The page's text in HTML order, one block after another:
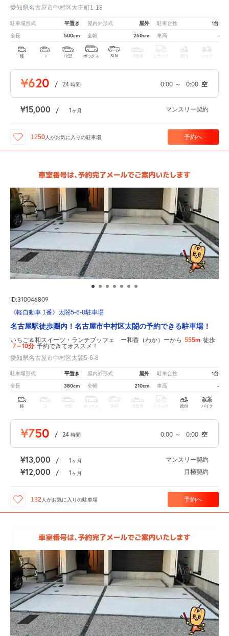
愛知県名古屋市中村区大正町1-18
駐車場形式 平置き 屋内外形式 屋外 駐車台数 1台
全長 500cm 全幅 250cm 車高 -
軽 コ 中型 ボックス SUV 大型車 トラック 原付 バイク
¥620 / 24 時間 0:00 ～ 0:00 空
¥15,000 / 1ヶ月 マンスリー契約
1250 人がお気に入りの駐車場 予約へ
ID:310046809
《軽自動車 1番》太閤5-6-8駐車場
名古屋駅徒歩圏内！名古屋市中村区太閤の予約できる駐車場！
いちご＆和スイーツ・ランチブッフェ ー和香（わか）ーから 555m 徒歩
7～10分 予約できてオススメ！
愛知県名古屋市中村区太閤5-6-8
駐車場形式 平置き 屋内外形式 屋外 駐車台数 1台
全長 380cm 全幅 210cm 車高 -
軽 中型 ボックス SUV 大型車 トラック 原付 バイク
¥750 / 24 時間 0:00 ～ 0:00 空
¥13,000 / 1ヶ月 マンスリー契約
¥12,000 / 1ヶ月 月極契約
132 人がお気に入りの駐車場 予約へ